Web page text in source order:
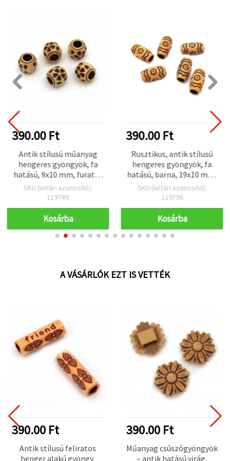
390.00 Ft
Antik stílusú műanyag
hengeres gyöngyök, fa
hatású, 9x10 mm, furat: 5
mm, barna - 50 g (~100
db)
SKU (leltári azonosító):
119749
Kosárba
390.00 Ft
Rusztikus, antik stílusú
hengeres gyöngyök, fa
hatású, barna, 19x10 mm,
furat 5 mm, 50 g (~60 db)
– vintage, természetes
gyöngyök
kézművességhez
SKU (leltári azonosító):
119796
Kosárba
A VÁSÁRLÓK EZT IS VETTÉK
390.00 Ft
Antik stílusú feliratos
henger alakú gyöngy,
390.00 Ft
Műanyag csúszógyöngyök
– antik hatású virág,